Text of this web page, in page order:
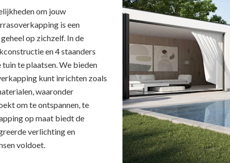
om jouw
is een
op zichzelf. In de
en 4 staanders
te plaatsen. We bieden
kunt inrichten zoals
waaronder
om te ontspannen, te
op maat biedt de
verlichting en
voldoet.